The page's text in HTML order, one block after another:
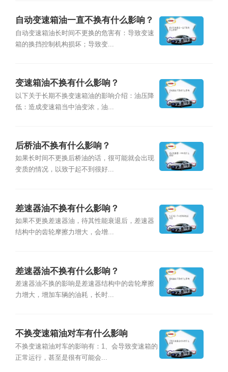
自动变速箱油一直不换有什么影响？
自动变速箱油长时间不更换的危害有：导致变速
箱的换挡控制机构损坏；导致变...
变速箱油不换有什么影响？
以下关于长期不换变速箱油的影响介绍：油压降
低：造成变速箱当中油变浓，油...
后桥油不换有什么影响？
如果长时间不更换后桥油的话，很可能就会出现
变质的情况，以致于起不到很好...
差速器油不换有什么影响？
如果不更换差速器油，待其性能衰退后，差速器
结构中的齿轮摩擦力增大，会增...
差速器油不换有什么影响？
差速器油不换的影响是差速器结构中的齿轮摩擦
力增大，增加车辆的油耗，长时...
不换变速箱油对车有什么影响
不换变速箱油对车的影响有：1、会导致变速箱的
正常运行，甚至是很有可能会...